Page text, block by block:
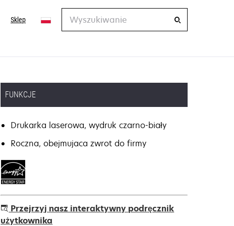
Sklep
Wyszukiwanie
FUNKCJE
Drukarka laserowa, wydruk czarno-biały
Roczna, obejmujaca zwrot do firmy
Przejrzyj nasz interaktywny podręcznik
użytkownika